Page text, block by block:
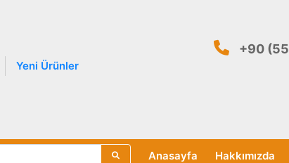
Yeni Ürünler
+90
Anasayfa Hakkımızda